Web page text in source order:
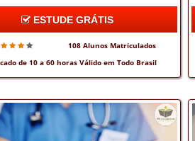
ESTUDE GRÁTIS
108 Alunos Matriculados
de 10 a 60 horas Válido em Todo Brasil